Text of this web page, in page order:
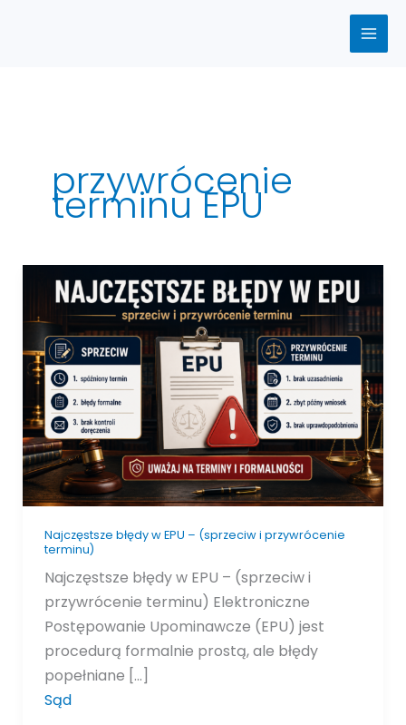
przywrócenie
terminu EPU
Najczęstsze błędy w EPU – (sprzeciw i przywrócenie
terminu)
Najczęstsze błędy w EPU – (sprzeciw i
przywrócenie terminu) Elektroniczne
Postępowanie Upominawcze (EPU) jest
procedurą formalnie prostą, ale błędy
popełniane […]
Sąd
Najczęstsze
błędy
w
EPU
–
(sprzeciw
i
przywrócenie
terminu)